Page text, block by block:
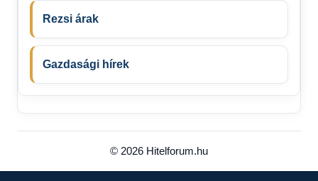
Rezsi árak
Gazdasági hírek
© 2026 Hitelforum.hu